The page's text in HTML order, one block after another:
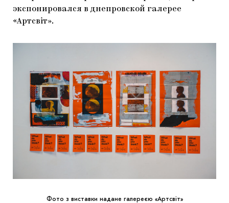
экспонировался в днепровской галерее
«Артсвіт».
Фото з виставки надане галереєю «Артсвіт»